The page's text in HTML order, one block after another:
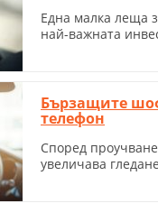
Една малка леща
най-важната
Бързащите
телефон
Според
увеличава